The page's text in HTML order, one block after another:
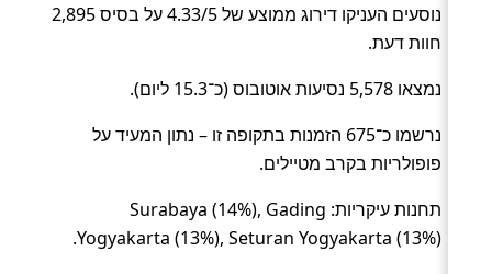
נוסעים העניקו דירוג ממוצע של 4.33/5 על בסיס 2,895
חוות דעת.
נמצאו 5,578 נסיעות אוטובוס (כ־15.3 ליום).
נרשמו כ־675 הזמנות בתקופה זו – נתון המעיד על
פופולריות בקרב מטיילים.
תחנות עיקריות: Surabaya (14%), Gading
Yogyakarta (13%), Seturan Yogyakarta (13%).